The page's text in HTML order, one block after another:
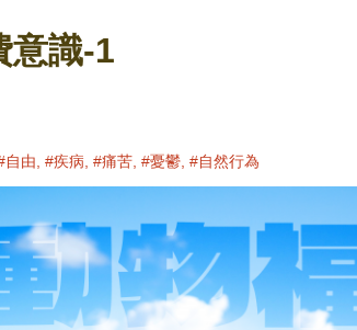
意識-1
由, #疾病, #痛苦, #憂鬱, #自然行為